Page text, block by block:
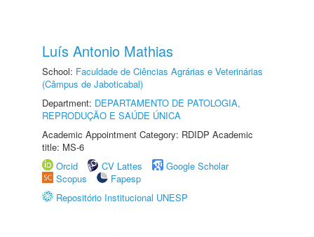
Luís Antonio Mathias
School: Faculdade de Ciências Agrárias e Veterinárias
(Câmpus de Jaboticabal)
Department: DEPARTAMENTO DE PATOLOGIA,
REPRODUÇÃO E SAÚDE ÚNICA
Academic Appointment Category: RDIDP Academic
title: MS-6
Orcid
CV Lattes
Google Scholar
Scopus
Fapesp
Repositório Institucional UNESP